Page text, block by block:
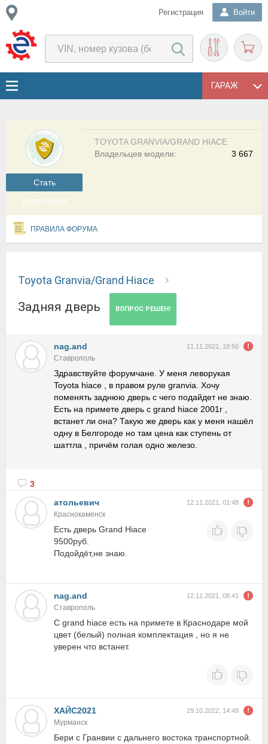
Регистрация Войти
ГАРАЖ
Cтать
участником
TOYOTA GRANVIA/GRAND HIACE
3 667
Владельцев модели:
ПРАВИЛА ФОРУМА
Toyota Granvia/Grand Hiace
Задняя дверь ВОПРОС РЕШЕН!
nag.and 11.11.2021, 18:50
Ставрополь
Здравствуйте форумчане. У меня леворукая
Toyota hiace , в правом руле granvia. Хочу
поменять заднюю дверь с чего подайдет не знаю.
Есть на примете дверь с grand hiace 2001г ,
встанет ли она? Такую же дверь как у меня нашёл
одну в Белгороде но там цена как ступень от
шаттла , причём голая одно железо.
3
атольевич
12.11.2021, 01:48
Краснокаменск
Есть дверь Grand Hiace
9500руб.
Подойдёт,не знаю.
nag.and 12.11.2021, 08:41
Ставрополь
С grand hiace есть на примете в Краснодаре мой
цвет (белый) полная комплектация , но я не
уверен что встанет.
ХАЙС2021 29.10.2022, 14:49
Мурманск
Бери с Гранвии с дальнего востока транспортной.